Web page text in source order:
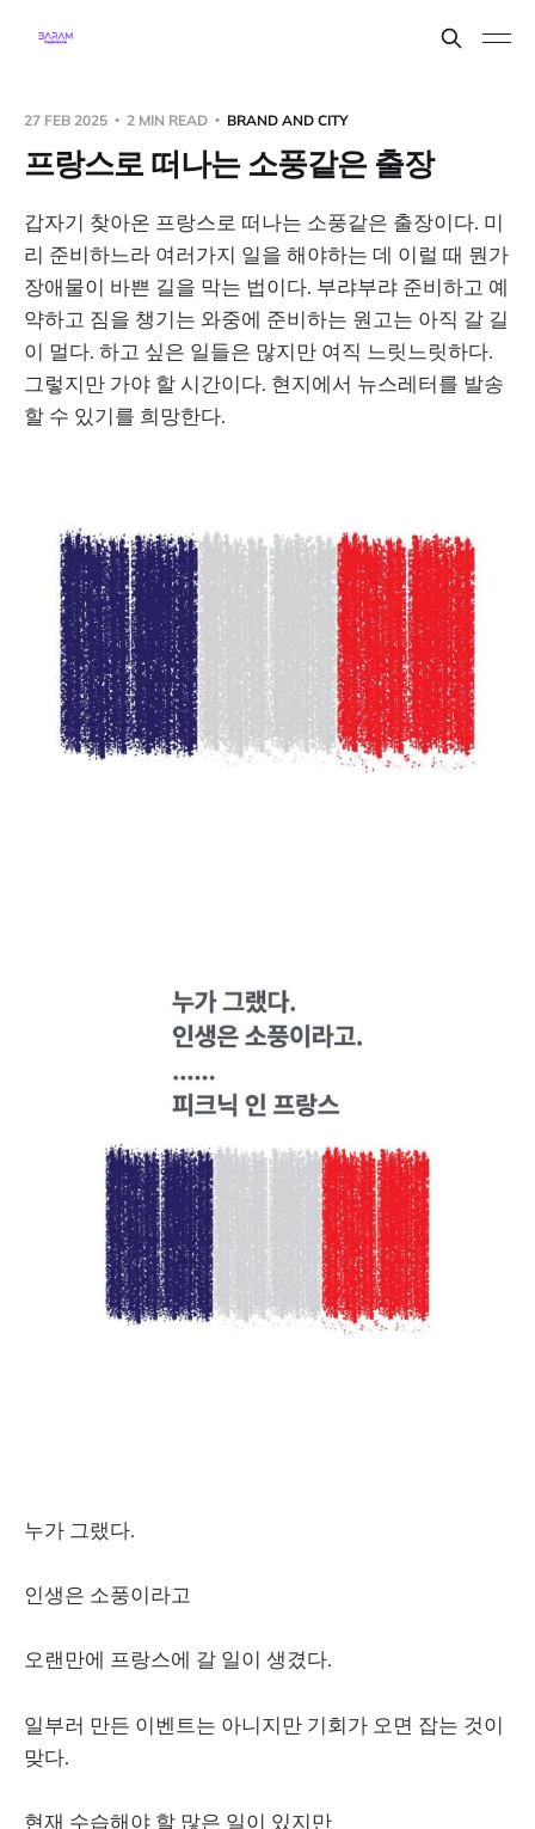
27 FEB 2025 2 MIN READ BRAND AND CITY
프랑스로 떠나는 소풍같은 출장
갑자기 찾아온 프랑스로 떠나는 소풍같은 출장이다. 미
리 준비하느라 여러가지 일을 해야하는 데 이럴 때 뭔가
장애물이 바쁜 길을 막는 법이다. 부랴부랴 준비하고 예
약하고 짐을 챙기는 와중에 준비하는 원고는 아직 갈 길
이 멀다. 하고 싶은 일들은 많지만 여직 느릿느릿하다.
그렇지만 가야 할 시간이다. 현지에서 뉴스레터를 발송
할 수 있기를 희망한다.
누가 그랬다.
인생은 소풍이라고
오랜만에 프랑스에 갈 일이 생겼다.
일부러 만든 이벤트는 아니지만 기회가 오면 잡는 것이
맞다.
현재 수습해야 할 많은 일이 있지만